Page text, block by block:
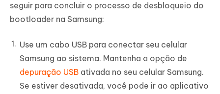
seguir para concluir o processo de desbloqueio do
bootloader na Samsung:
Use um cabo USB para conectar seu celular
Samsung ao sistema. Mantenha a opção de
depuração USB ativada no seu celular Samsung.
Se estiver desativada, você pode ir ao aplicativo